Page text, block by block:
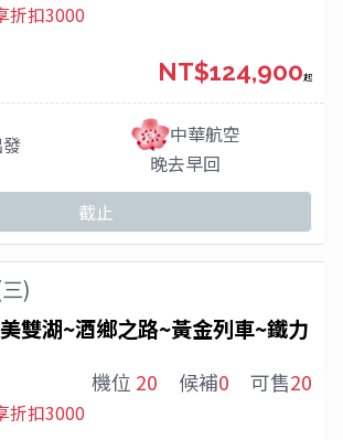
折扣3000
中華航空
晚去早回
NT$124,900起
截止
)
雙湖~酒鄉之路~黃金列車~鐵力
機位 20 候補0 可售20
折扣3000